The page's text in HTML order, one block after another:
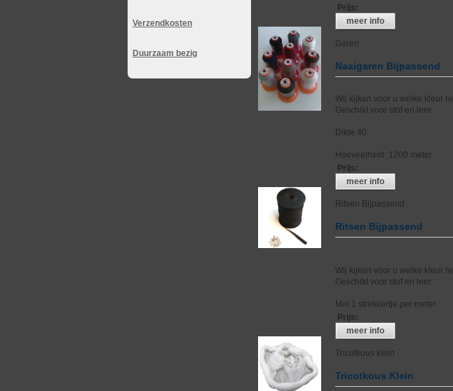
Verzendkosten
Duurzaam bezig
Prijs:
meer info
Garen
Naaigaren Bijpassend
Wij kijken voor u welke kleur
Geschikt voor stof en leer.
Dikte 40
Hoeveelheid: 1200 meter
Prijs:
meer info
Ritsen Bijpassend
Ritsen Bijpassend
Wij kijken voor u welke kleur
Geschikt voor stof en leer.
Met 1 strekkertje per meter
Prijs:
meer info
Tricotkous klein
Tricotkous Klein